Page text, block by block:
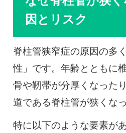
因とリスク
脊柱管狭窄症の原因の多
性」です。年齢とともに
骨や靭帯が分厚くなった
道である脊柱管が狭くな
特に以下のような要素が